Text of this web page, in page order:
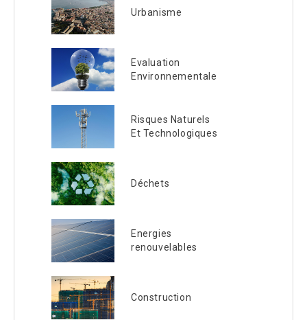
Urbanisme
Evaluation
Environnementale
Risques Naturels
Et Technologiques
Déchets
Energies
renouvelables
Construction